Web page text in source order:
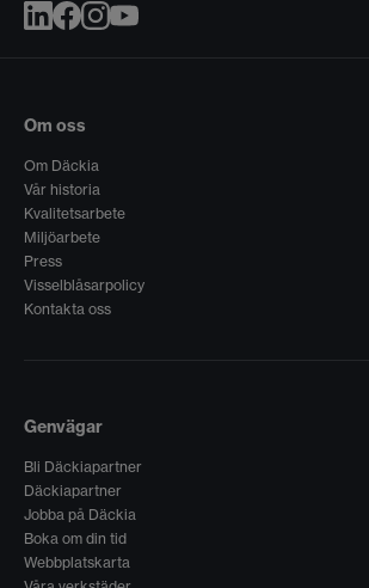
Om oss
Om Däckia
Vår historia
Kvalitetsarbete
Miljöarbete
Press
Visselblåsarpolicy
Kontakta oss
Genvägar
Bli Däckiapartner
Däckiapartner
Jobba på Däckia
Boka om din tid
Webbplatskarta